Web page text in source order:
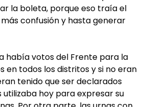
la boleta, porque eso traía el
confusión y hasta generar
había votos del Frente para la
en todos los distritos y si no eran
tenido que ser declarados
utilizaba hoy para expresar su